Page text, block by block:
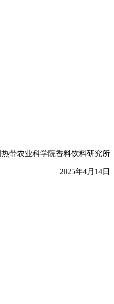
带农业科学院香料饮料研究所
2025年4月14日